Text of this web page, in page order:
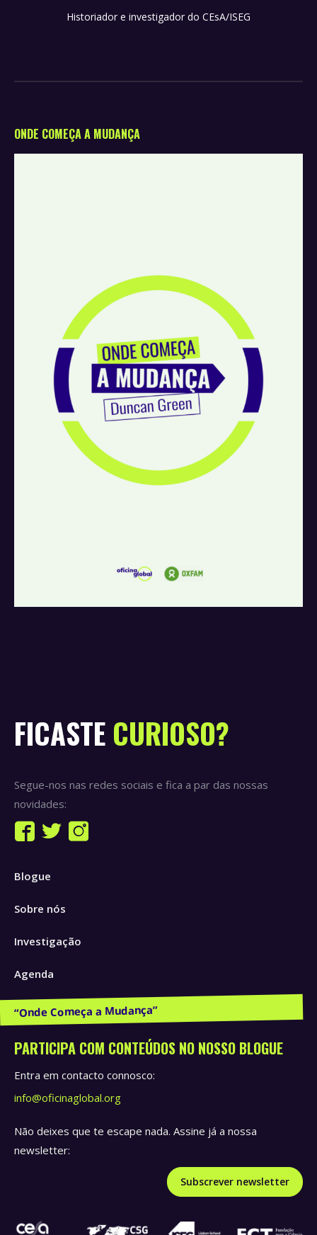
Historiador e investigador do CEsA/ISEG
ONDE COMEÇA A MUDANÇA
FICASTE CURIOSO?
Segue-nos nas redes sociais e fica a par das nossas
novidades:
Find us on:
Facebook
opens
new
Twitter
new
Instagram
Blogue
Sobre nós
Investigação
Agenda
Publicações e Recursos
PARTICIPA COM CONTEÚDOS NO NOSSO BLOGUE
Entra em contacto connosco:
info@oficinaglobal.org
Não deixes que te escape nada. Assine já a nossa
newsletter:
Subscrever newsletter